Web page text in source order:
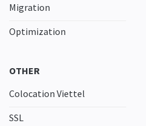
Migration
Optimization
OTHER
Colocation Viettel
SSL